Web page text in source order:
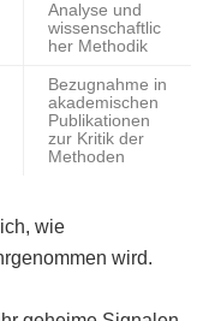
Analyse und
wissenschaftlic
her Methodik
Bezugnahme in
akademischen
Publikationen
zur Kritik der
Methoden
wie
wird.